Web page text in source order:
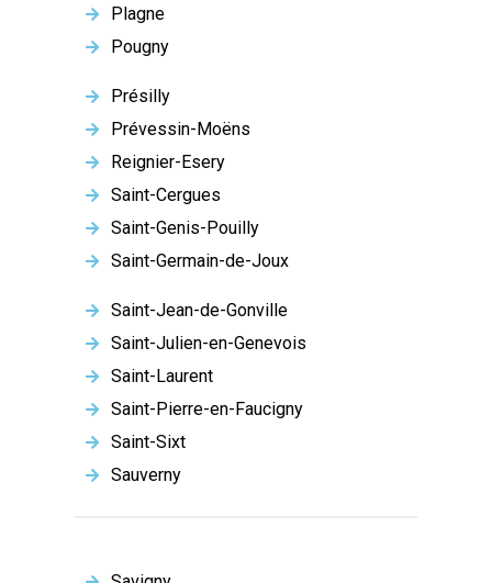
Plagne
Pougny
Présilly
Prévessin-Moëns
Reignier-Esery
Saint-Cergues
Saint-Genis-Pouilly
Saint-Germain-de-Joux
Saint-Jean-de-Gonville
Saint-Julien-en-Genevois
Saint-Laurent
Saint-Pierre-en-Faucigny
Saint-Sixt
Sauverny